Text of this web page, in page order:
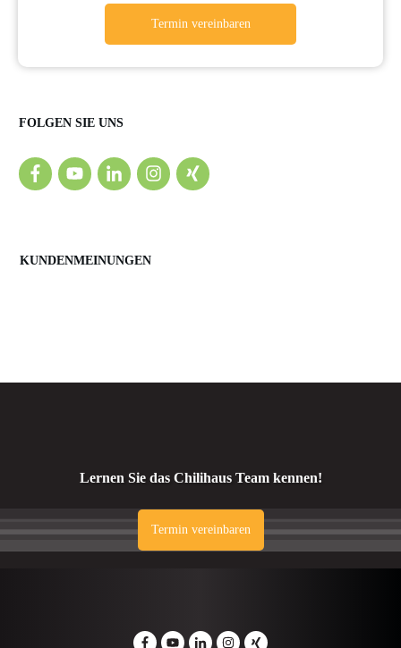
Termin vereinbaren
FOLGEN SIE UNS
KUNDENMEINUNGEN
Lernen Sie das Chilihaus Team kennen!
Termin vereinbaren